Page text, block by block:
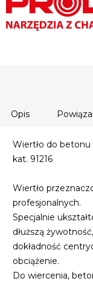
Opis
Wiertło do betonu
kat. 91216
Wiertło
profesjonalnych.
Specjalnie
dłuższą
dokładność
obciążenie.
Do wiercenia,